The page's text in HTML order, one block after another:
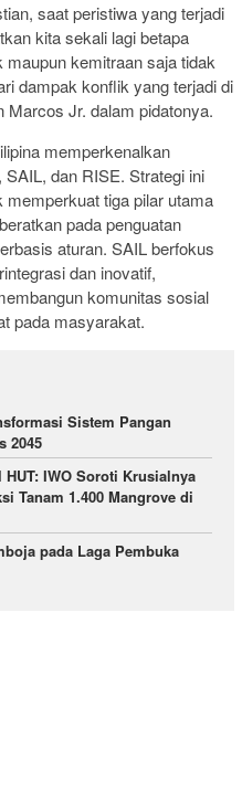
saat peristiwa yang terjadi
kita sekali lagi betapa
kemitraan saja tidak
dampak konflik yang terjadi di
Marcos Jr. dalam pidatonya.
memperkenalkan
dan RISE. Strategi ini
memperkuat tiga pilar utama
pada penguatan
aturan. SAIL berfokus
dan inovatif,
komunitas sosial
pada masyarakat.
Sistem Pangan
2045
IWO Soroti Krusialnya
Tanam 1.400 Mangrove di
pada Laga Pembuka